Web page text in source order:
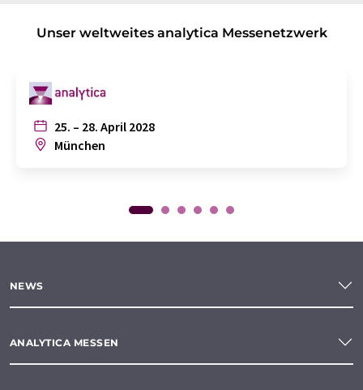
Unser weltweites analytica Messenetzwerk
25. – 28. April 2028
München
NEWS
ANALYTICA MESSEN